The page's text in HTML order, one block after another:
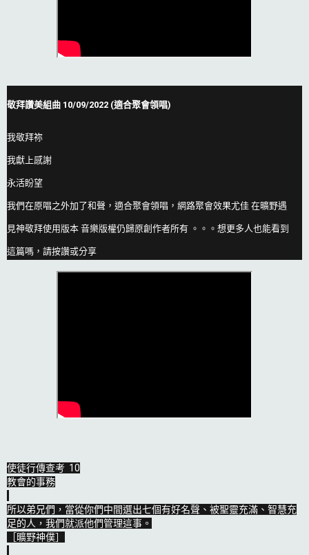
敬拜讚美組曲 10/09/2022 (適合聚會領唱)
我敬拜祢
我獻上感謝
永活盼望
我們在原唱之外加了和聲，適合聚會領唱，網路聚會效果尤佳 在曠野遇
見神敬拜使用版本 音樂版權仍歸原創作者所有 。。。想更多人也能看到
這篇嗎，請按讚或分享
使徒行傳查考  10
教會的事務
所以弟兄們，當從你們中間選出七個有好名聲、被聖靈充滿、智慧充
足的人，我們就派他們管理這事。
［曠野神僕］